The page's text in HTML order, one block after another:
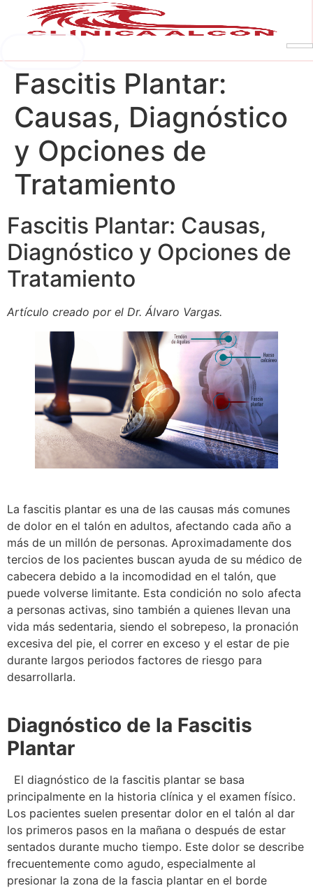
Fascitis Plantar:
Causas, Diagnóstico
y Opciones de
Tratamiento
Fascitis Plantar: Causas,
Diagnóstico y Opciones de
Tratamiento
Artículo creado por el Dr. Álvaro Vargas.
La fascitis plantar es una de las causas más comunes
de dolor en el talón en adultos, afectando cada año a
más de un millón de personas. Aproximadamente dos
tercios de los pacientes buscan ayuda de su médico de
cabecera debido a la incomodidad en el talón, que
puede volverse limitante. Esta condición no solo afecta
a personas activas, sino también a quienes llevan una
vida más sedentaria, siendo el sobrepeso, la pronación
excesiva del pie, el correr en exceso y el estar de pie
durante largos periodos factores de riesgo para
desarrollarla.
Diagnóstico de la Fascitis
Plantar
El diagnóstico de la fascitis plantar se basa
principalmente en la historia clínica y el examen físico.
Los pacientes suelen presentar dolor en el talón al dar
los primeros pasos en la mañana o después de estar
sentados durante mucho tiempo. Este dolor se describe
frecuentemente como agudo, especialmente al
presionar la zona de la fascia plantar en el borde